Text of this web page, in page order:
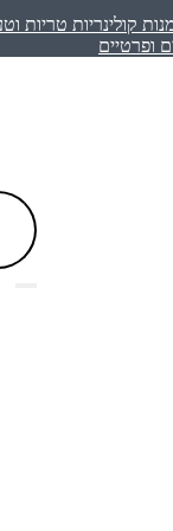
קולינריות טריות
ופרטיים